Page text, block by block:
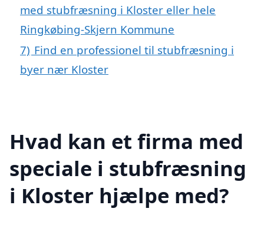
med stubfræsning i Kloster eller hele
Ringkøbing-Skjern Kommune
7) Find en professionel til stubfræsning i
byer nær Kloster
Hvad kan et firma med
speciale i stubfræsning
i Kloster hjælpe med?